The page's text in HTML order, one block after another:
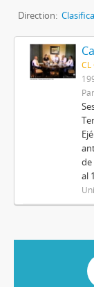
Direction:
CL
de
al